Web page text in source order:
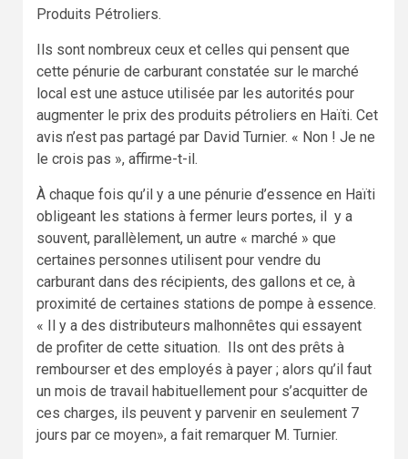
Produits Pétroliers.
Ils sont nombreux ceux et celles qui pensent que
cette pénurie de carburant constatée sur le marché
local est une astuce utilisée par les autorités pour
augmenter le prix des produits pétroliers en Haïti. Cet
avis n’est pas partagé par David Turnier. « Non ! Je ne
le crois pas », affirme-t-il.
À chaque fois qu’il y a une pénurie d’essence en Haïti
obligeant les stations à fermer leurs portes, il y a
souvent, parallèlement, un autre « marché » que
certaines personnes utilisent pour vendre du
carburant dans des récipients, des gallons et ce, à
proximité de certaines stations de pompe à essence.
« Il y a des distributeurs malhonnêtes qui essayent
de profiter de cette situation. Ils ont des prêts à
rembourser et des employés à payer ; alors qu’il faut
un mois de travail habituellement pour s’acquitter de
ces charges, ils peuvent y parvenir en seulement 7
jours par ce moyen», a fait remarquer M. Turnier.